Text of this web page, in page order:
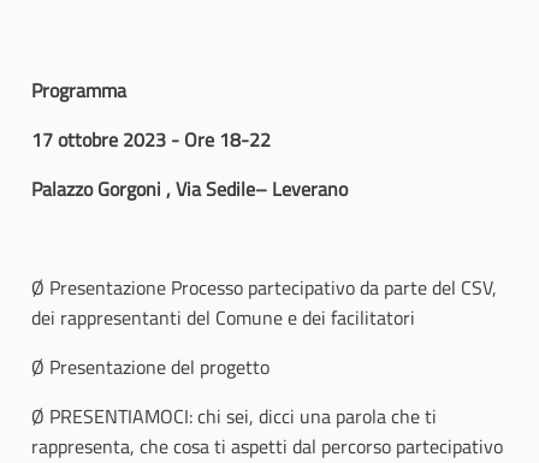
Programma
17 ottobre 2023 - Ore 18-22
Palazzo Gorgoni , Via Sedile– Leverano
Ø Presentazione Processo partecipativo da parte del CSV,
dei rappresentanti del Comune e dei facilitatori
Ø Presentazione del progetto
Ø PRESENTIAMOCI: chi sei, dicci una parola che ti
rappresenta, che cosa ti aspetti dal percorso partecipativo